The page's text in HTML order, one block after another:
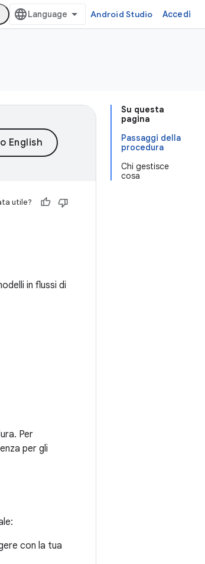
Android Studio Accedi
Su questa
pagina
Passaggi della
procedura
Chi gestisce
cosa
utile?
in flussi di
Per
per gli
con la tua